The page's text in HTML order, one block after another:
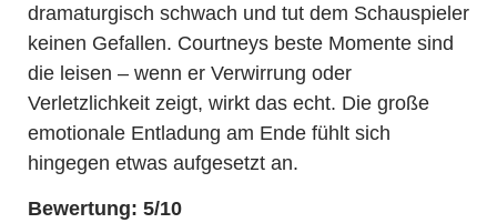
dramaturgisch schwach und tut dem Schauspieler
keinen Gefallen. Courtneys beste Momente sind
die leisen – wenn er Verwirrung oder
Verletzlichkeit zeigt, wirkt das echt. Die große
emotionale Entladung am Ende fühlt sich
hingegen etwas aufgesetzt an.
Bewertung: 5/10